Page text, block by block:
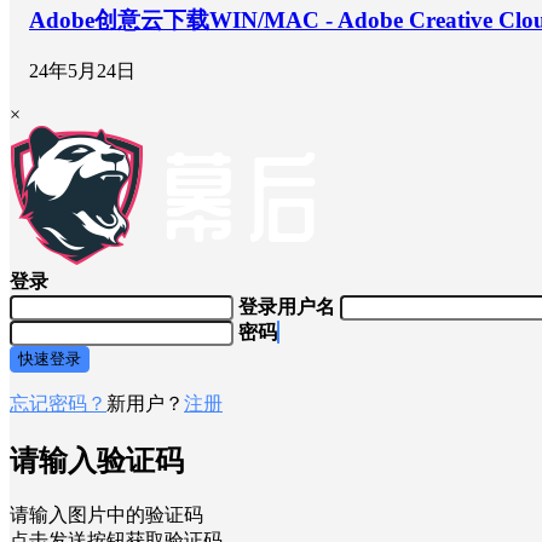
Adobe创意云下载WIN/MAC - Adobe Creative
24年5月24日
×
登录
登录用户名
密码
快速登录
忘记密码？ 新用户？ 注册
请输入验证码
请输入图片中的验证码